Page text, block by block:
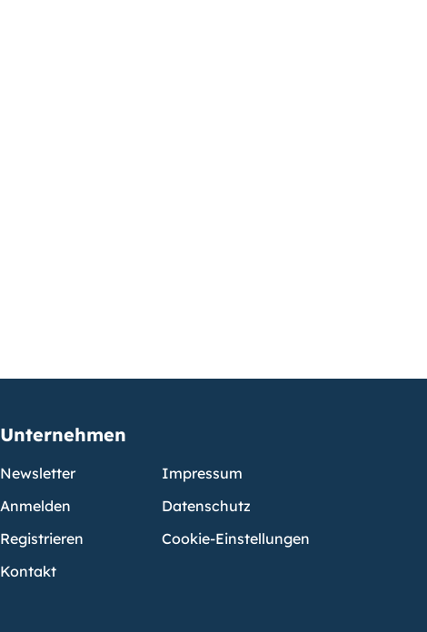
Unternehmen
Newsletter
Anmelden
Registrieren
Kontakt
Impressum
Datenschutz
Cookie-Einstellungen